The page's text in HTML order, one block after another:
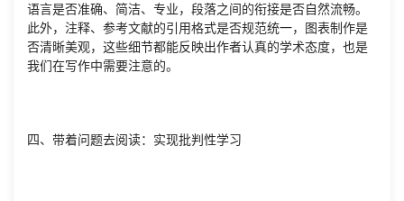
语言是否准确、简洁、专业，段落之间的衔接是否自然流畅。
此外，注释、参考文献的引用格式是否规范统一，图表制作是
否清晰美观，这些细节都能反映出作者认真的学术态度，也是
我们在写作中需要注意的。
四、带着问题去阅读：实现批判性学习